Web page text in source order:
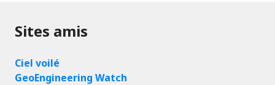
Sites amis
Ciel voilé
GeoEngineering Watch